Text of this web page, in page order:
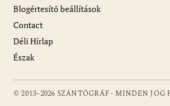
Blogértesítő beállítások
Contact
Déli Hírlap
Észak
© 2013–2026 SZÁNTÓGRÁF · MINDEN JOG